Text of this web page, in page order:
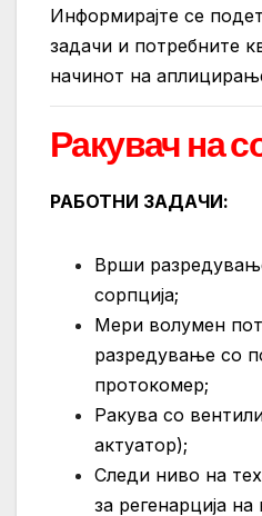
Информирајте се
задачи и потребните
начинот на
Ракувач на
РАБОТНИ ЗАДАЧИ:
Врши
сорпција;
Мери волумен
разредување со
протокомер;
Ракува со
актуатор);
Следи ниво на
за регенарција